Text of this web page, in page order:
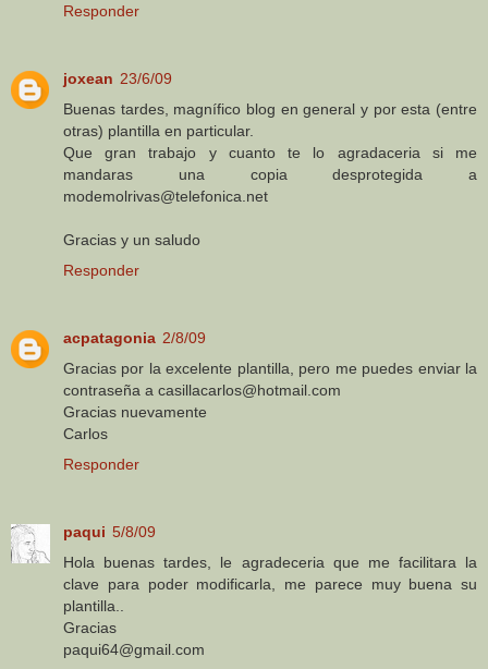
Responder
joxean 23/6/09
Buenas tardes, magnífico blog en general y por esta (entre
otras) plantilla en particular.
Que gran trabajo y cuanto te lo agradaceria si me
mandaras una copia desprotegida a
modemolrivas@telefonica.net
Gracias y un saludo
Responder
acpatagonia 2/8/09
Gracias por la excelente plantilla, pero me puedes enviar la
contraseña a casillacarlos@hotmail.com
Gracias nuevamente
Carlos
Responder
paqui 5/8/09
Hola buenas tardes, le agradeceria que me facilitara la
clave para poder modificarla, me parece muy buena su
plantilla..
Gracias
paqui64@gmail.com